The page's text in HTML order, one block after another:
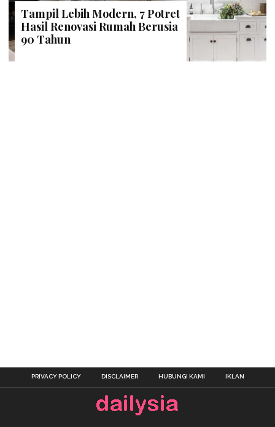
Tampil Lebih Modern, 7 Potret
Hasil Renovasi Rumah Berusia
90 Tahun
PRIVACY POLICY DISCLAIMER HUBUNGI KAMI IKLAN